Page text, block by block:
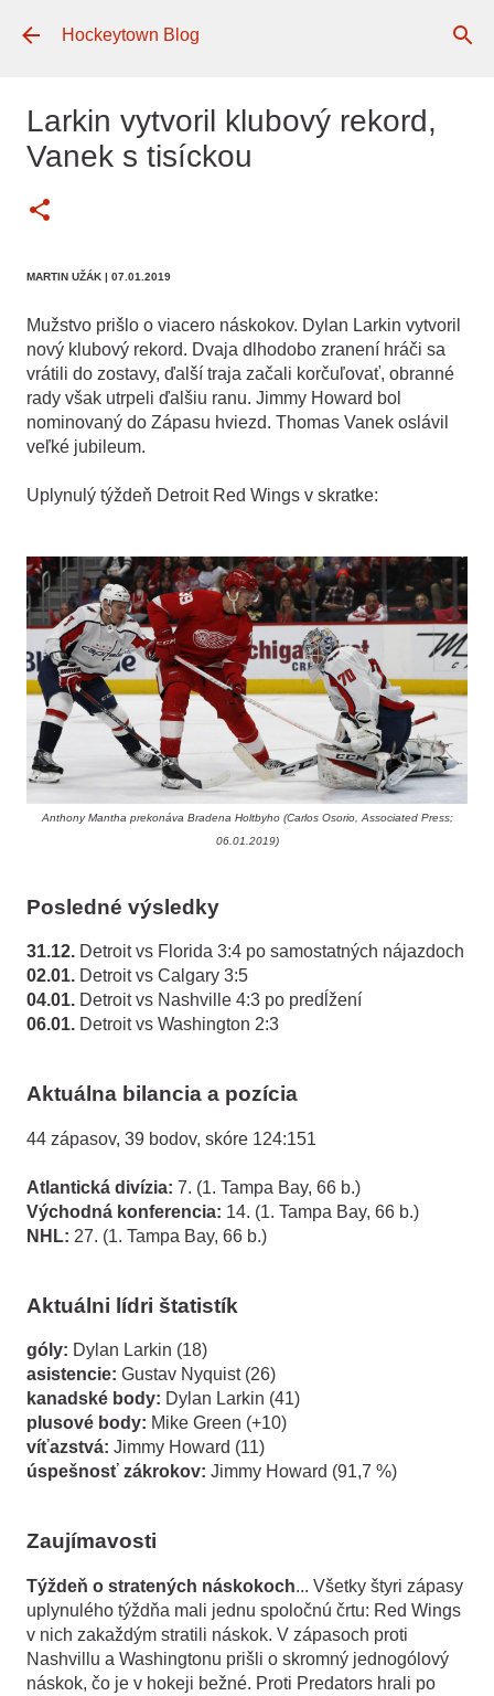
Preskočiť na hlavný obsah
Hockeytown Blog
Larkin vytvoril klubový rekord,
Vanek s tisíckou
MARTIN UŽÁK | 07.01.2019
Mužstvo prišlo o viacero náskokov. Dylan Larkin vytvoril
nový klubový rekord. Dvaja dlhodobo zranení hráči sa
vrátili do zostavy, ďalší traja začali korčuľovať, obranné
rady však utrpeli ďalšiu ranu. Jimmy Howard bol
nominovaný do Zápasu hviezd. Thomas Vanek oslávil
veľké jubileum.
Uplynulý týždeň Detroit Red Wings v skratke:
Anthony Mantha prekonáva Bradena Holtbyho (Carlos Osorio, Associated Press;
06.01.2019)
Posledné výsledky
31.12. Detroit vs Florida 3:4 po samostatných nájazdoch
02.01. Detroit vs Calgary 3:5
04.01. Detroit vs Nashville 4:3 po predĺžení
06.01. Detroit vs Washington 2:3
Aktuálna bilancia a pozícia
44 zápasov, 39 bodov, skóre 124:151
Atlantická divízia: 7. (1. Tampa Bay, 66 b.)
Východná konferencia: 14. (1. Tampa Bay, 66 b.)
NHL: 27. (1. Tampa Bay, 66 b.)
Aktuálni lídri štatistík
góly: Dylan Larkin (18)
asistencie: Gustav Nyquist (26)
kanadské body: Dylan Larkin (41)
plusové body: Mike Green (+10)
víťazstvá: Jimmy Howard (11)
úspešnosť zákrokov: Jimmy Howard (91,7 %)
Zaujímavosti
Týždeň o stratených náskokoch... Všetky štyri zápasy
uplynulého týždňa mali jednu spoločnú črtu: Red Wings
v nich zakaždým stratili náskok. V zápasoch proti
Nashvillu a Washingtonu prišli o skromný jednogólový
náskok, čo je v hokeji bežné. Proti Predators hrali po